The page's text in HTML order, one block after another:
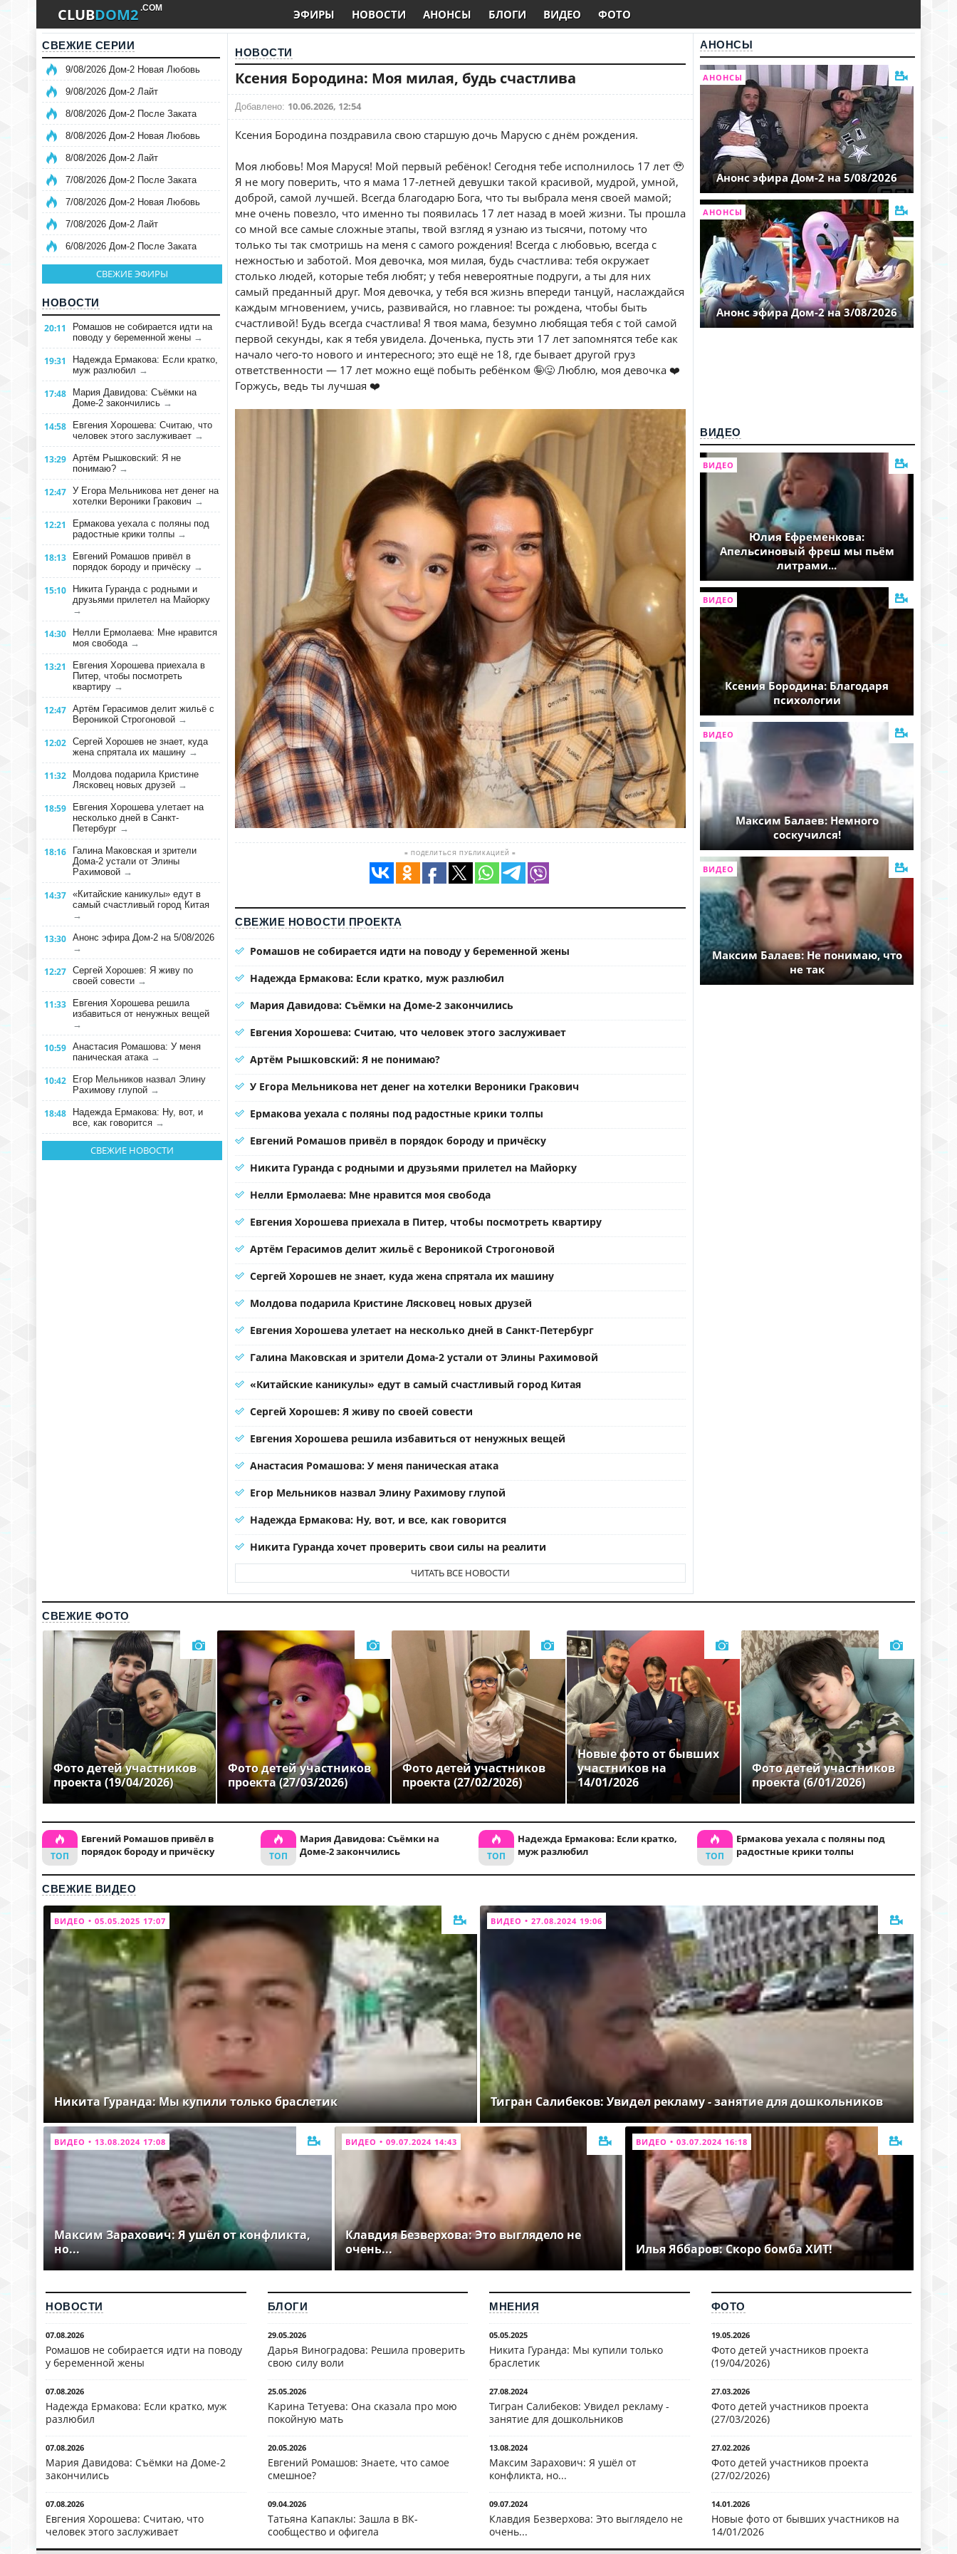
CLUBDOM2 .COM ЭФИРЫ НОВОСТИ АНОНСЫ БЛОГИ ВИДЕО ФОТО
СВЕЖИЕ СЕРИИ
9/08/2026 Дом-2 Новая Любовь
9/08/2026 Дом-2 Лайт
8/08/2026 Дом-2 После Заката
8/08/2026 Дом-2 Новая Любовь
8/08/2026 Дом-2 Лайт
7/08/2026 Дом-2 После Заката
7/08/2026 Дом-2 Новая Любовь
7/08/2026 Дом-2 Лайт
6/08/2026 Дом-2 После Заката
СВЕЖИЕ ЭФИРЫ
НОВОСТИ
20:11
Ромашов не собирается идти на
поводу у беременной жены →
19:31
Надежда Ермакова: Если кратко,
муж разлюбил →
17:48
Мария Давидова: Съёмки на
Доме-2 закончились →
14:58
Евгения Хорошева: Считаю, что
человек этого заслуживает →
13:29 Артём Рышковский: Я не
понимаю? →
12:47 У Егора Мельникова нет денег на
хотелки Вероники Гракович →
12:21
Ермакова уехала с поляны под
радостные крики толпы →
18:13
Евгений Ромашов привёл в
порядок бороду и причёску →
15:10
Никита Гуранда с родными и
друзьями прилетел на Майорку
→
14:30
Нелли Ермолаева: Мне нравится
моя свобода →
13:21
Евгения Хорошева приехала в
Питер, чтобы посмотреть
квартиру →
12:47 Артём Герасимов делит жильё с
Вероникой Строгоновой →
12:02 Сергей Хорошев не знает, куда
жена спрятала их машину →
11:32
Молдова подарила Кристине
Лясковец новых друзей →
18:59
Евгения Хорошева улетает на
несколько дней в Санкт-
Петербург →
18:16
Галина Маковская и зрители
Дома-2 устали от Элины
Рахимовой →
14:37 «Китайские каникулы» едут в
самый счастливый город Китая
→
13:30 Анонс эфира Дом-2 на 5/08/2026
→
12:27 Сергей Хорошев: Я живу по
своей совести →
11:33
Евгения Хорошева решила
избавиться от ненужных вещей
→
10:59 Анастасия Ромашова: У меня
паническая атака →
10:42
Егор Мельников назвал Элину
Рахимову глупой →
18:48
Надежда Ермакова: Ну, вот, и
все, как говорится →
СВЕЖИЕ НОВОСТИ
НОВОСТИ
Ксения Бородина: Моя милая, будь счастлива
Добавлено: 10.06.2026, 12:54
Ксения Бородина поздравила свою старшую дочь Марусю с днём рождения.
Моя любовь! Моя Маруся! Мой первый ребёнок! Сегодня тебе исполнилось 17 лет 🥹
Я не могу поверить, что я мама 17‑летней девушки такой красивой, мудрой, умной,
доброй, самой лучшей. Всегда благодарю Бога, что ты выбрала меня своей мамой;
мне очень повезло, что именно ты появилась 17 лет назад в моей жизни. Ты прошла
со мной все самые сложные этапы, твой взгляд я узнаю из тысячи, потому что
только ты так смотришь на меня с самого рождения! Всегда с любовью, всегда с
нежностью и заботой. Моя девочка, моя милая, будь счастлива: тебя окружает
столько людей, которые тебя любят; у тебя невероятные подруги, а ты для них
самый преданный друг. Моя девочка, у тебя вся жизнь впереди танцуй, наслаждайся
каждым мгновением, учись, развивайся, но главное: ты рождена, чтобы быть
счастливой! Будь всегда счастлива! Я твоя мама, безумно любящая тебя с той самой
первой секунды, как я тебя увидела. Доченька, пусть эти 17 лет запомнятся тебе как
начало чего‑то нового и интересного; это ещё не 18, где бывает другой груз
ответственности — 17 лет можно ещё побыть ребёнком 🤪😛 Люблю, моя девочка ❤️
Горжусь, ведь ты лучшая ❤️
≡ ПОДЕЛИТЬСЯ ПУБЛИКАЦИЕЙ ≡
СВЕЖИЕ НОВОСТИ ПРОЕКТА
Ромашов не собирается идти на поводу у беременной жены
Надежда Ермакова: Если кратко, муж разлюбил
Мария Давидова: Съёмки на Доме-2 закончились
Евгения Хорошева: Считаю, что человек этого заслуживает
Артём Рышковский: Я не понимаю?
У Егора Мельникова нет денег на хотелки Вероники Гракович
Ермакова уехала с поляны под радостные крики толпы
Евгений Ромашов привёл в порядок бороду и причёску
Никита Гуранда с родными и друзьями прилетел на Майорку
Нелли Ермолаева: Мне нравится моя свобода
Евгения Хорошева приехала в Питер, чтобы посмотреть квартиру
Артём Герасимов делит жильё с Вероникой Строгоновой
Сергей Хорошев не знает, куда жена спрятала их машину
Молдова подарила Кристине Лясковец новых друзей
Евгения Хорошева улетает на несколько дней в Санкт-Петербург
Галина Маковская и зрители Дома-2 устали от Элины Рахимовой
«Китайские каникулы» едут в самый счастливый город Китая
Сергей Хорошев: Я живу по своей совести
Евгения Хорошева решила избавиться от ненужных вещей
Анастасия Ромашова: У меня паническая атака
Егор Мельников назвал Элину Рахимову глупой
Надежда Ермакова: Ну, вот, и все, как говорится
Никита Гуранда хочет проверить свои силы на реалити
ЧИТАТЬ ВСЕ НОВОСТИ
АНОНСЫ
АНОНСЫ
Анонс эфира Дом-2 на 5/08/2026
АНОНСЫ
Анонс эфира Дом-2 на 3/08/2026
ВИДЕО
ВИДЕО
Юлия Ефременкова:
Апельсиновый фреш мы пьём
литрами...
ВИДЕО
Ксения Бородина: Благодаря
психологии
ВИДЕО
Максим Балаев: Немного
соскучился!
ВИДЕО
Максим Балаев: Не понимаю, что
не так
СВЕЖИЕ ФОТО
Фото детей участников
проекта (19/04/2026)
Фото детей участников
проекта (27/03/2026)
Фото детей участников
проекта (27/02/2026)
Новые фото от бывших
участников на
14/01/2026
Фото детей участников
проекта (6/01/2026)
Евгений Ромашов привёл в
порядок бороду и причёску
Мария Давидова: Съёмки на
Доме-2 закончились
Надежда Ермакова: Если кратко,
муж разлюбил
Ермакова уехала с поляны под
радостные крики толпы
СВЕЖИЕ ВИДЕО
ВИДЕО • 05.05.2025 17:07
Никита Гуранда: Мы купили только браслетик
ВИДЕО • 27.08.2024 19:06
Тигран Салибеков: Увидел рекламу - занятие для дошкольников
ВИДЕО • 13.08.2024 17:08
Максим Зарахович: Я ушёл от конфликта,
но...
ВИДЕО • 09.07.2024 14:43
Клавдия Безверхова: Это выглядело не
очень...
ВИДЕО • 03.07.2024 16:18
Илья Яббаров: Скоро бомба ХИТ!
НОВОСТИ
07.08.2026
Ромашов не собирается идти на поводу
у беременной жены
07.08.2026
Надежда Ермакова: Если кратко, муж
разлюбил
07.08.2026
Мария Давидова: Съёмки на Доме-2
закончились
07.08.2026
Евгения Хорошева: Считаю, что
человек этого заслуживает
БЛОГИ
29.05.2026
Дарья Виноградова: Решила проверить
свою силу воли
25.05.2026
Карина Тетуева: Она сказала про мою
покойную мать
20.05.2026
Евгений Ромашов: Знаете, что самое
смешное?
09.04.2026
Татьяна Капаклы: Зашла в ВК-
сообщество и офигела
МНЕНИЯ
05.05.2025
Никита Гуранда: Мы купили только
браслетик
27.08.2024
Тигран Салибеков: Увидел рекламу -
занятие для дошкольников
13.08.2024
Максим Зарахович: Я ушёл от
конфликта, но...
09.07.2024
Клавдия Безверхова: Это выглядело не
очень...
ФОТО
19.05.2026
Фото детей участников проекта
(19/04/2026)
27.03.2026
Фото детей участников проекта
(27/03/2026)
27.02.2026
Фото детей участников проекта
(27/02/2026)
14.01.2026
Новые фото от бывших участников на
14/01/2026